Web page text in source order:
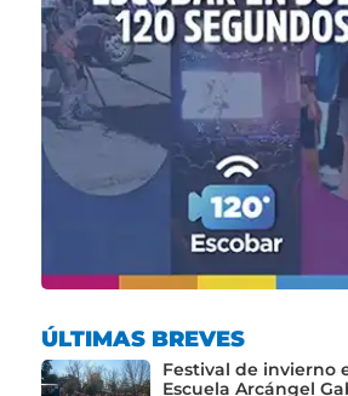
ÚLTIMAS BREVES
Festival de invierno
Escuela Arcángel